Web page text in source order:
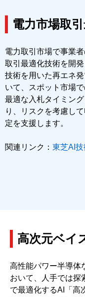
電力市場取
電力取引市場で事業
取引最適化技術を開
技術を用いた再エネ
いて、スポット市場
最適な入札タイミン
り、リスクを考慮し
定を支援します。
関連リンク： 東芝AI
高次元ベイ
高性能パワー半導体
おいて、人手では探
で最適化するAI「高